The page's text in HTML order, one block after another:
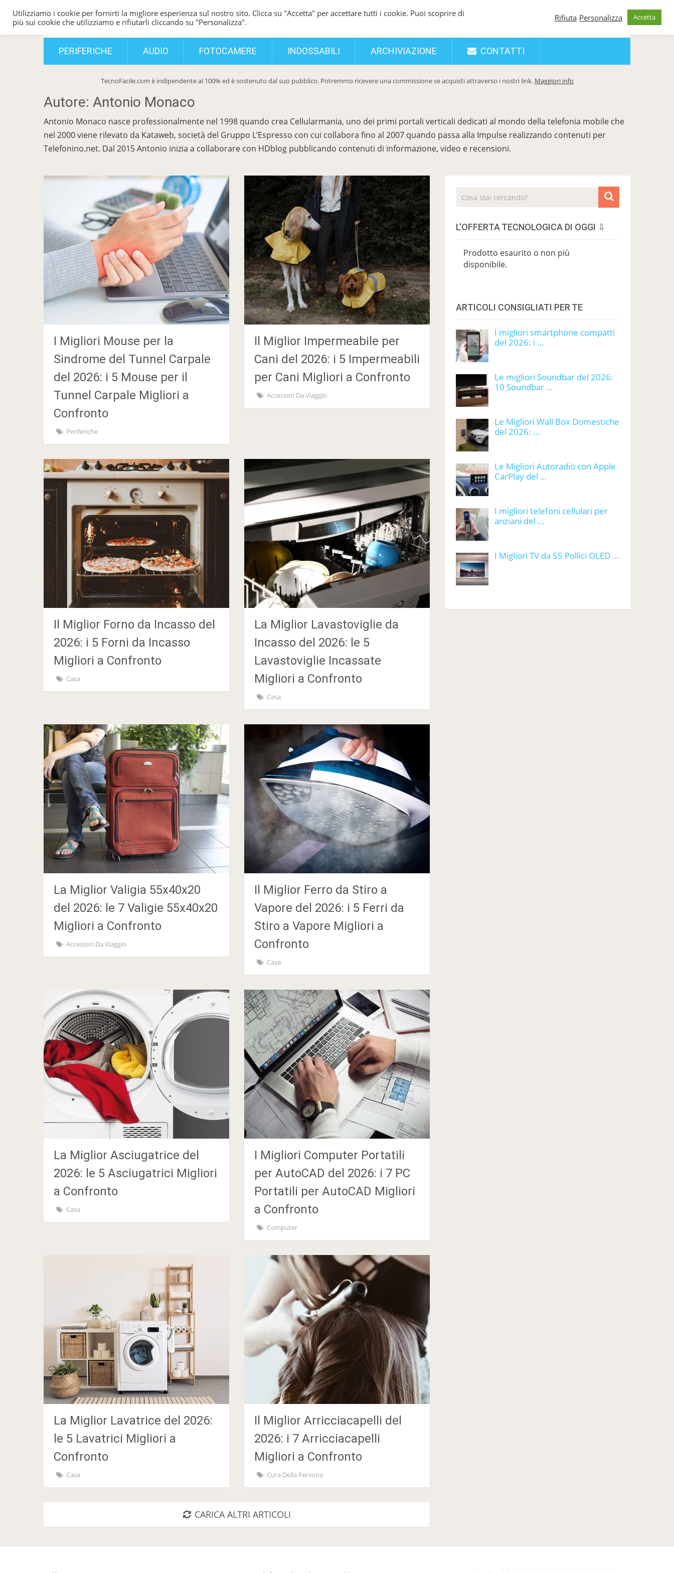
TecnoFacile
PERIFERICHE AUDIO FOTOCAMERE INDOSSABILI ARCHIVIAZIONE CONTATTI
TecnoFacile.com è indipendente al 100% ed è sostenuto dal suo pubblico. Potremmo ricevere una commissione se acquisti attraverso i nostri link. Maggiori info
Autore: Antonio Monaco
Antonio Monaco nasce professionalmente nel 1998 quando crea Cellularmania, uno dei primi portali verticali dedicati al mondo della telefonia mobile che
nel 2000 viene rilevato da Kataweb, società del Gruppo L’Espresso con cui collabora fino al 2007 quando passa alla Impulse realizzando contenuti per
Telefonino.net. Dal 2015 Antonio inizia a collaborare con HDblog pubblicando contenuti di informazione, video e recensioni.
I Migliori Mouse per la
Sindrome del Tunnel Carpale
del 2026: i 5 Mouse per il
Tunnel Carpale Migliori a
Confronto
Periferiche
Il Miglior Impermeabile per
Cani del 2026: i 5 Impermeabili
per Cani Migliori a Confronto
Accessori Da Viaggio
Il Miglior Forno da Incasso del
2026: i 5 Forni da Incasso
Migliori a Confronto
Casa
La Miglior Lavastoviglie da
Incasso del 2026: le 5
Lavastoviglie Incassate
Migliori a Confronto
Casa
La Miglior Valigia 55x40x20
del 2026: le 7 Valigie 55x40x20
Migliori a Confronto
Accessori Da Viaggio
Il Miglior Ferro da Stiro a
Vapore del 2026: i 5 Ferri da
Stiro a Vapore Migliori a
Confronto
Casa
La Miglior Asciugatrice del
2026: le 5 Asciugatrici Migliori
a Confronto
Casa
I Migliori Computer Portatili
per AutoCAD del 2026: i 7 PC
Portatili per AutoCAD Migliori
a Confronto
Computer
La Miglior Lavatrice del 2026:
le 5 Lavatrici Migliori a
Confronto
Casa
Il Miglior Arricciacapelli del
2026: i 7 Arricciacapelli
Migliori a Confronto
Cura Della Persona
CARICA ALTRI ARTICOLI
L’OFFERTA TECNOLOGICA DI OGGI ⇩
Prodotto esaurito o non più
disponibile.
ARTICOLI CONSIGLIATI PER TE
I migliori smartphone compatti
del 2026: i …
Le migliori Soundbar del 2026:
10 Soundbar …
Le Migliori Wall Box Domestiche
del 2026: …
Le Migliori Autoradio con Apple
CarPlay del …
I migliori telefoni cellulari per
anziani del …
I Migliori TV da 55 Pollici OLED …
Utilizziamo i cookie per fornirti la migliore esperienza sul nostro sito. Clicca su "Accetta" per accettare tutti i cookie. Puoi scoprire di
più sui cookie che utilizziamo e rifiutarli cliccando su "Personalizza".
Rifiuta Personalizza Accetta